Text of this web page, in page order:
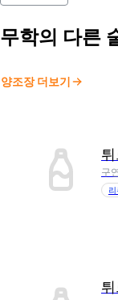
무학의 다른
양조장 더보기
구